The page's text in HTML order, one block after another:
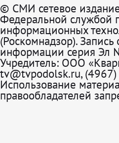
© СМИ сетевое издание
Федеральной службой
информационных
(Роскомнадзор). Запись
информации серия Эл
Учредитель: ООО
tv@tvpodolsk.ru,
Использование
правообладателей